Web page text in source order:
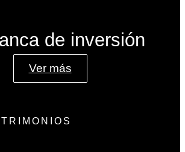
de inversión
Ver más